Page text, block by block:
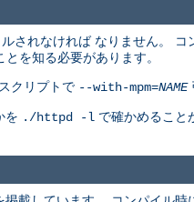
されなければ なりません。
を知る必要があります。
スクリプトで --with-mpm=NAME
を ./httpd -l で確かめること